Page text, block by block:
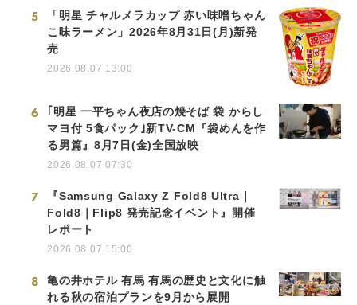
5
「明星 チャルメラカップ 赤い味噌ちゃん
こ味ラーメン」2026年8月31日(月)新発
売
2026.08.07 13:00
6
｢明星 一平ちゃん夜店の焼そば 袋 からし
マヨ付 5食パック｣新TV-CM『袋めんを作
る男篇』8月7日(金)全国放映
2026.08.07 07:30
7
『Samsung Galaxy Z Fold8 Ultra｜
Fold8｜Flip8 発売記念イベント』開催
レポート
2026.08.07 15:00
8
亀の井ホテル 有馬 有馬の歴史と文化に触
れる秋の宿泊プランを9月から展開